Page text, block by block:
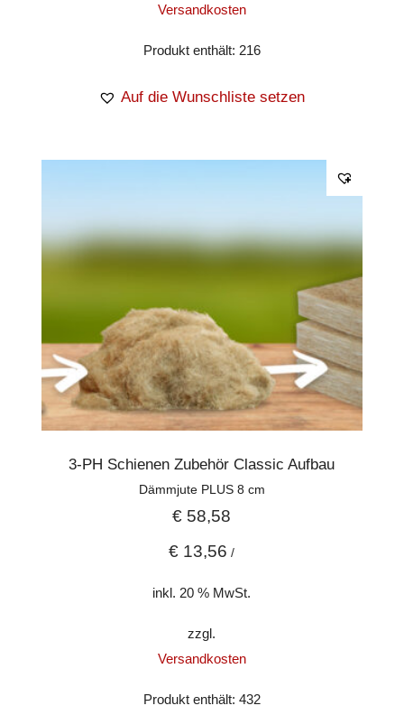
Versandkosten
Produkt enthält: 216
Auf die Wunschliste setzen
3-PH Schienen Zubehör Classic Aufbau
Dämmjute PLUS 8 cm
€ 58,58
€ 13,56 /
inkl. 20 % MwSt.
zzgl.
Versandkosten
Produkt enthält: 432